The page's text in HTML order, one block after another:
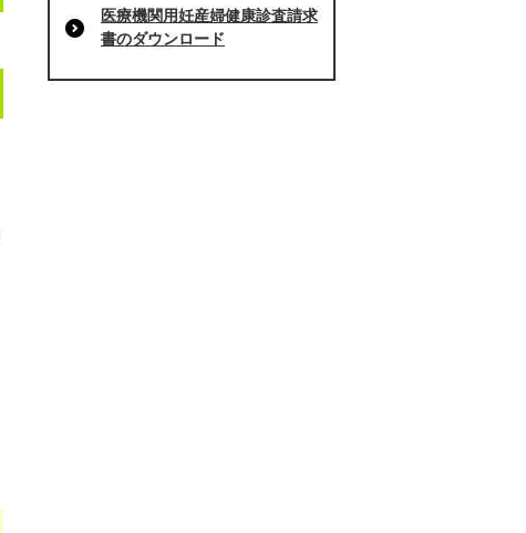
医療機関用妊産婦健康診査請求
書のダウンロード